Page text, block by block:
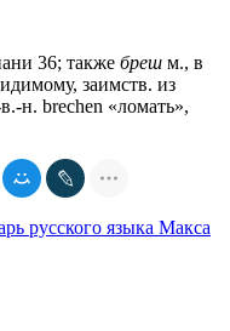
36; также бреш м., в
заимств. из
н. brechen «ломать»,
русского языка Макса